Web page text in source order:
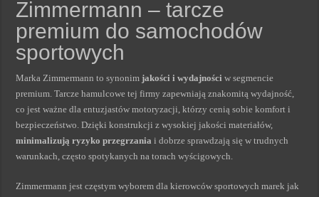
Zimmermann – tarcze
premium do samochodów
sportowych
Marka Zimmermann to synonimjakości i wydajności w segmencie
premium. Tarcze hamulcowe tej firmy zapewniają znakomitą wydajność,
co jest ważne dla entuzjastów motoryzacji, którzy cenią sobie komfort i
bezpieczeństwo. Dzięki konstrukcji z wysokiej jakości materiałów,
minimalizują ryzyko przegrzania i dobrze sprawdzają się w trudnych
warunkach, często spotykanych na torach wyścigowych.
Zimmermann jest częstym wyborem dla kierowców sportowych marek jak